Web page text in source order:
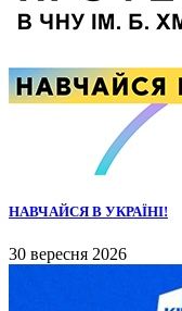
НАВЧАЙСЯ В УКРАЇНІ!
30 вересня 2026